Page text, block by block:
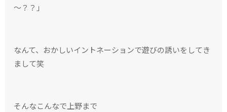
～？？」
なんて、おかしいイントネーションで遊びの誘いをしてき
まして笑
そんなこんなで上野まで